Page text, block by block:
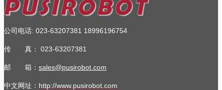
公司电话: 023-63207381 18996196754
传 真： 023-63207381
邮 箱： sales@pusirobot.com
中文网址： http://www.pusirobot.com